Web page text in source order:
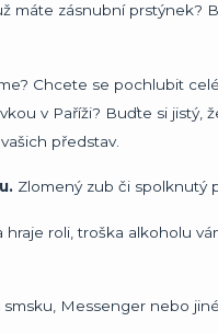
máte zásnubní prstýnek?
Chcete se pochlubit
v Paříži? Buďte si jistý,
představ.
Zlomený zub či spolknutý
hraje roli, troška alkoholu
Messenger nebo